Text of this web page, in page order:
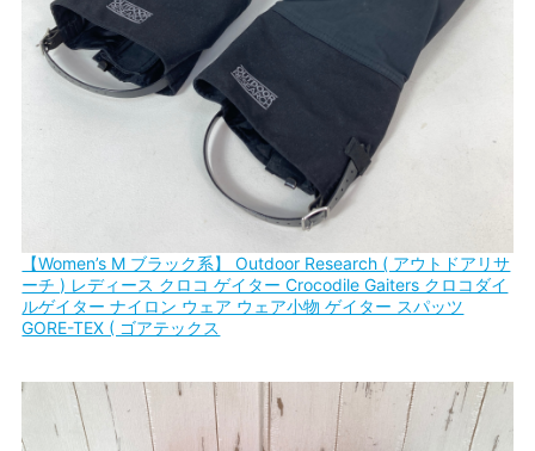
【Women’s M ブラック系】 Outdoor Research ( アウトドアリサ
ーチ ) レディース クロコ ゲイター Crocodile Gaiters クロコダイ
ルゲイター ナイロン ウェア ウェア小物 ゲイター スパッツ
GORE-TEX ( ゴアテックス